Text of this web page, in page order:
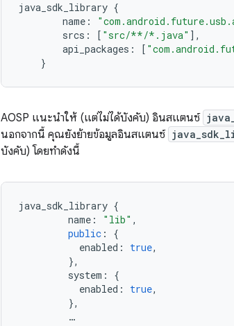
java_sdk_library {
name :
srcs : [ "src/**/*.java" ] ,
api_packages : [
}
AOSP แนะนำให้ (แต่ไม่ได้บังคับ) อินสแตนซ์
นอกจากนี้ คุณยังย้ายข้อมูลอินสแตนซ์
บังคับ) โดยทำดังนี้
java_sdk_library {
name : "lib" ,
public :
{
enabled : true,
},
system :
{
enabled : true,
},
…